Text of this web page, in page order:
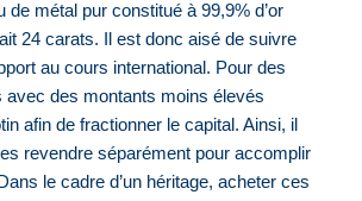
de métal pur constitué à 99,9% d’or
24 carats. Il est donc aisé de suivre
au cours international. Pour des
avec des montants moins élevés
afin de fractionner le capital. Ainsi, il
revendre séparément pour accomplir
le cadre d’un héritage, acheter ces